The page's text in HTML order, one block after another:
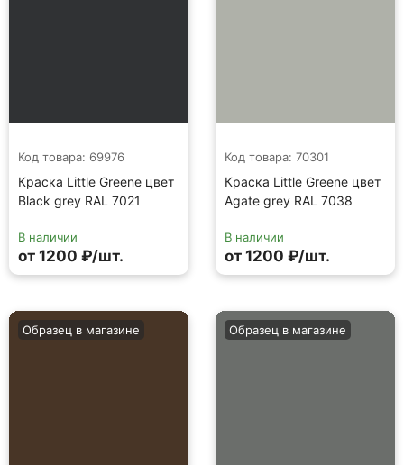
Код товара: 69976
Краска Little Greene цвет
Black grey RAL 7021
В наличии
от 1200 ₽/шт.
Код товара: 70301
Краска Little Greene цвет
Agate grey RAL 7038
В наличии
от 1200 ₽/шт.
Образец в магазине Образец в магазине